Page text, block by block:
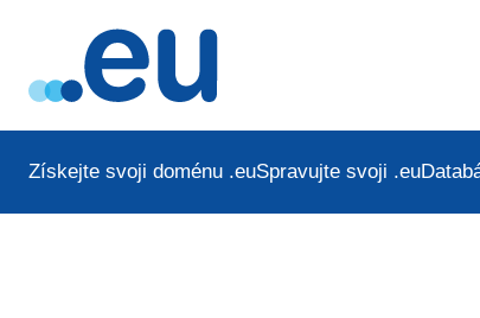
Získejte svoji doménu .euSpravujte svoji .eu